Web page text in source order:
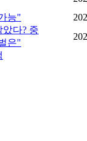
능"
다? 중
은"